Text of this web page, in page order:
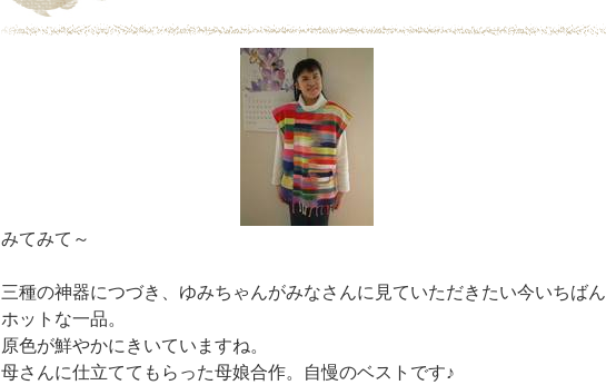
みてみて～
三種の神器につづき、ゆみちゃんがみなさんに見ていただきたい今いちばん
ホットな一品。
原色が鮮やかにきいていますね。
母さんに仕立ててもらった母娘合作。自慢のベストです♪